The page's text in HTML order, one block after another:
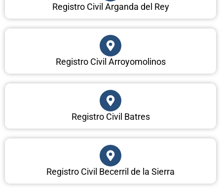
Registro Civil Arganda del Rey
Registro Civil Arroyomolinos
Registro Civil Batres
Registro Civil Becerril de la Sierra